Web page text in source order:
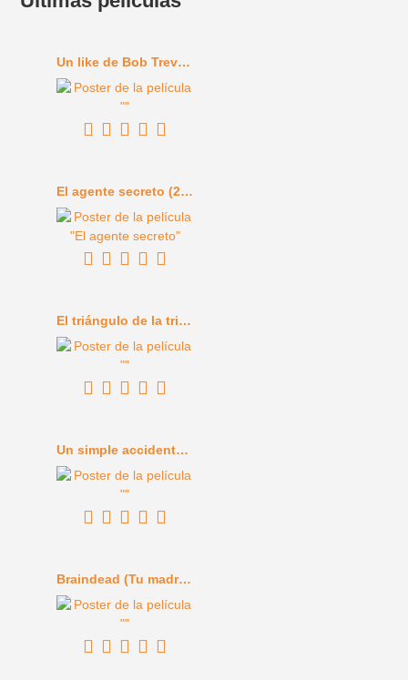
Un like de Bob Trevino (2024)
El agente secreto (2025)
El triángulo de la tristeza (2022)
Un simple accidente (2025)
Braindead (Tu madre se ha comido a mi perro) (1992)